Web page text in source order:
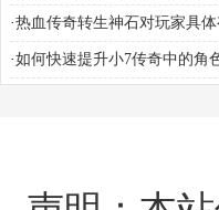
·热血传奇转生神石对玩家具
攻略？
·如何快速提升小7传奇中的角